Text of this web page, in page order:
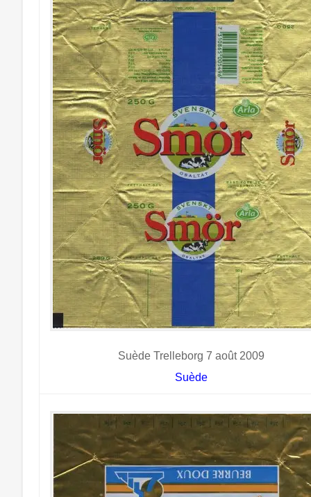
Suède Trelleborg 7 août 2009
Suède